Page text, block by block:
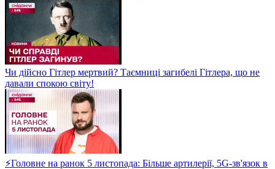
Чи дійсно Гітлер мертвий? Таємниці загибелі Гітлера, що не
давали спокою світу!
⚡Головне на ранок 5 листопада: Більше артилерії, 5G-зв'язок в